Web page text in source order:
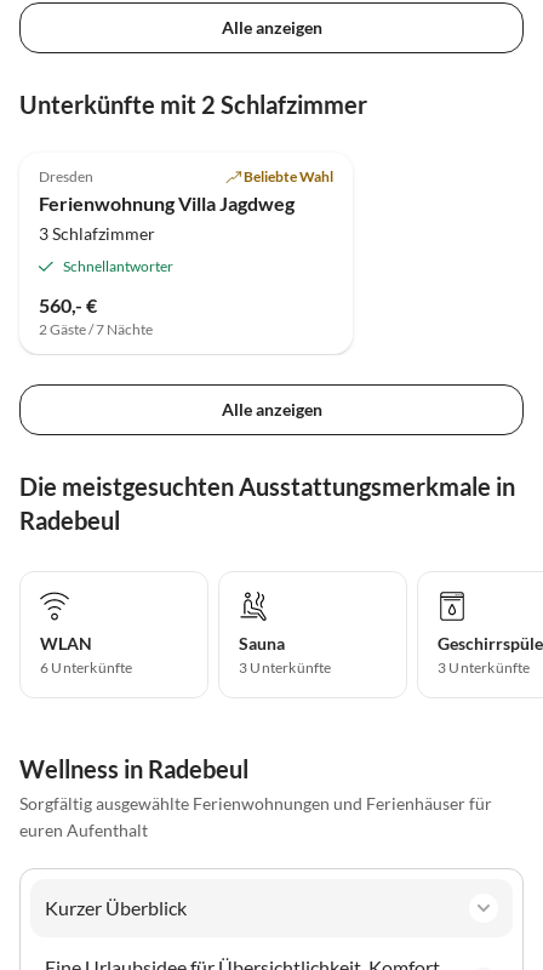
Alle anzeigen
Unterkünfte mit 2 Schlafzimmer
Dresden Beliebte Wahl
Ferienwohnung Villa Jagdweg
3 Schlafzimmer
Schnellantworter
560,- €
2 Gäste / 7 Nächte
Alle anzeigen
Die meistgesuchten Ausstattungsmerkmale in
Radebeul
WLAN
6 Unterkünfte
Sauna
3 Unterkünfte 3 Unterkünfte
Wellness in Radebeul
Sorgfältig ausgewählte Ferienwohnungen und Ferienhäuser für
euren Aufenthalt
Kurzer Überblick